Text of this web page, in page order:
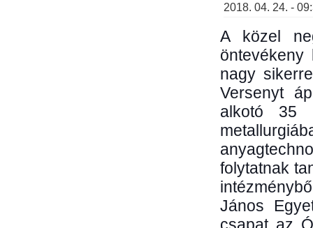
2018. 04. 24. -
A közel
nagy
Versenyt
alkotó 35
folytatnak
János